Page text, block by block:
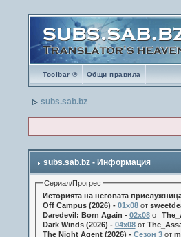
Toolbar ® Общи правила
subs.sab.bz
subs.sab.bz - Информация
Сериал/Прогрес
Историята на неговата
Off Campus (2026) - 01x08от
Daredevil: Born Again - 02x08от
Dark Winds (2026) - 04x08от
The Night Agent (2026) - Сезон 3от